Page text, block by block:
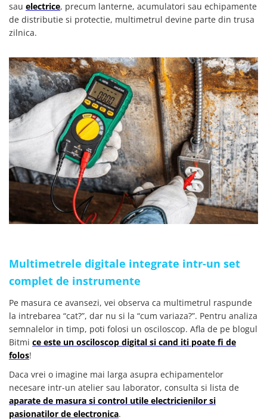
sau electrice, precum lanterne, acumulatori sau echipamente
de distributie si protectie, multimetrul devine parte din trusa
zilnica.
Multimetrele digitale integrate intr-un set
complet de instrumente
Pe masura ce avansezi, vei observa ca multimetrul raspunde
la intrebarea “cat?”, dar nu si la “cum variaza?”. Pentru analiza
semnalelor in timp, poti folosi un osciloscop. Afla de pe blogul
Bitmi ce este un osciloscop digital si cand iti poate fi de
folos!
Daca vrei o imagine mai larga asupra echipamentelor
necesare intr-un atelier sau laborator, consulta si lista de
aparate de masura si control utile electricienilor si
pasionatilor de electronica.